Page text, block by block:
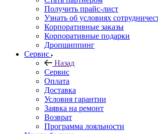
Получить прайс-лист
Узнать об условиях
Корпоративные заказы
Корпоративные подарки
Дропшиппинг
Сервис
Назад
Сервис
Оплата
Доставка
Условия гарантии
Заявка на ремонт
Возврат
Программа лояльности